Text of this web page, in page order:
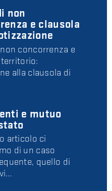
non
e clausola
concorrenza e
alla clausola di
e mutuo
articolo ci
di un caso
quello di